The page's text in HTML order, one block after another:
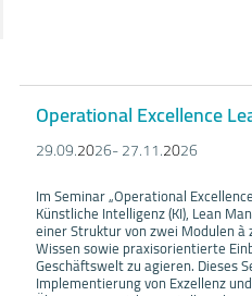
Operational Excellence
29.09.2026- 27.11.2026
Im Seminar „Operational
Künstliche Intelligenz (KI), Lean
einer Struktur von zwei Modulen
Wissen sowie praxisorientierte
Geschäftswelt zu agieren. Dieses
Implementierung von Exzellenz